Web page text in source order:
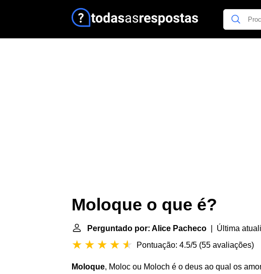
Moloque o que é?
Perguntado por: Alice Pacheco | Última
Pontuação: 4.5/5 (55 avaliações)
Moloque, Moloc ou Moloch é o deus ao qual os